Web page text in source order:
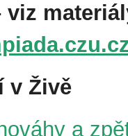
viz
v Živě
a